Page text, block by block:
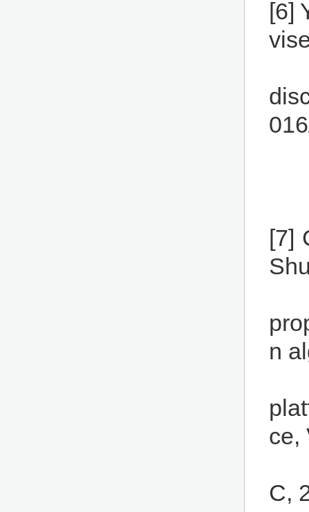
[6]
[7]
n
ce,
C,